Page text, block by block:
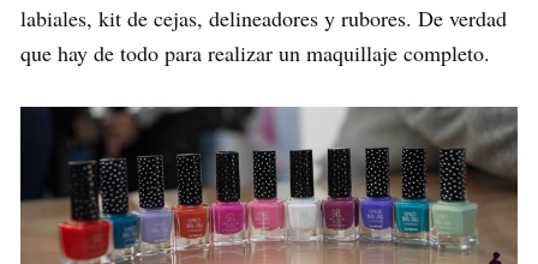
labiales, kit de cejas, delineadores y rubores. De verdad
que hay de todo para realizar un maquillaje completo.